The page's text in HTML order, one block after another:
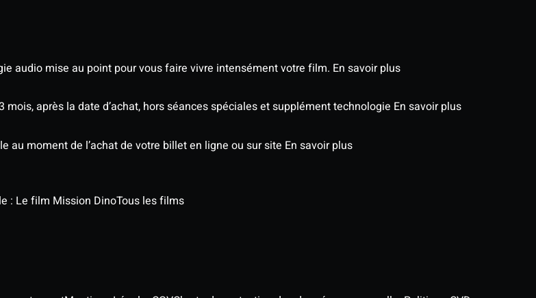
audio mise au point pour vous faire vivre intensément votre film. En savoir plus
après la date d’achat, hors séances spéciales et supplément technologie En savoir plus
moment de l’achat de votre billet en ligne ou sur site En savoir plus
: Le film Mission DinoTous les films